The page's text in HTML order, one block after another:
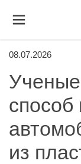
08.07.2026
способ
из